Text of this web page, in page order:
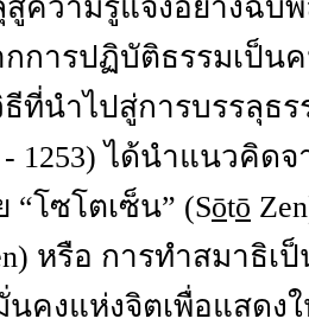
สู่ความรู้แจ้งอย่างฉับ
กการปฏิบัติธรรมเป็น
ธีที่นำไปสู่การบรรลุธ
- 1253)ได้นำแนวคิดจ
“โซโตเซ็น” (Sōtō
หรือ การทำสมาธิเ
นคงแห่งจิตเพื่อแสดง